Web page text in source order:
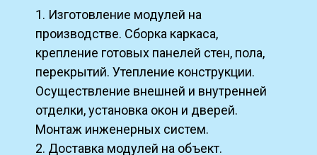
1. Изготовление модулей на
производстве. Сборка каркаса,
крепление готовых панелей стен, пола,
перекрытий. Утепление конструкции.
Осуществление внешней и внутренней
отделки, установка окон и дверей.
Монтаж инженерных систем.
2. Доставка модулей на объект.